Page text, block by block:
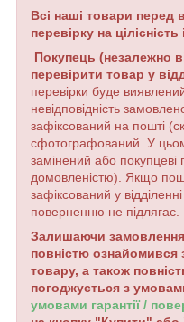
Всі наші товари перед
перевірку на
Покупець (незалежно
перевірити товар у
перевірки буде
невідповідність
зафіксований на пошті
сфотографований. У
замінений або покупцеві
домовленістю). Якщо
зафіксований у
поверненню не підлягає.
Залишаючи
повністю ознайомився
товару, а також
погоджується з
умовами гарантії /